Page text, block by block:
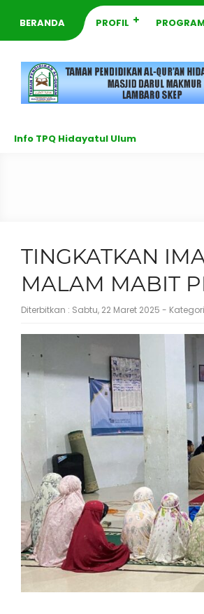
BERANDA PROFIL
Info TPQ Hidayatul Ulum
TINGKATKAN
MALAM MABIT
Diterbitkan : Sabtu, 22 Maret 2025 -